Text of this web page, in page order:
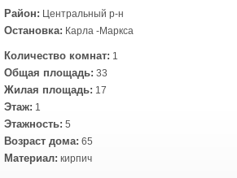
Район: Центральный р-н
Остановка: Карла -Маркса
Количество комнат: 1
Общая площадь: 33
Жилая площадь: 17
Этаж: 1
Этажность: 5
Возраст дома: 65
Материал: кирпич